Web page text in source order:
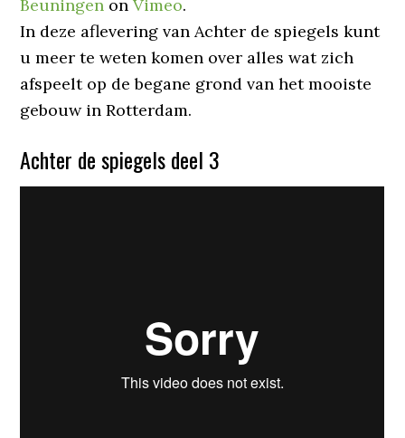
Beuningen onVimeo.
In deze aflevering van Achter de spiegels kunt
u meer te weten komen over alles wat zich
afspeelt op de begane grond van het mooiste
gebouw in Rotterdam.
Achter de spiegels deel 3